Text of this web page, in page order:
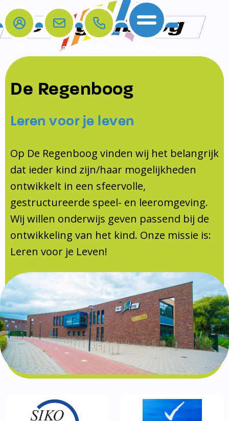
Home
De school
Opleiding en Stage
KomKids
Schoolvakanties
Ouderraad
Medezeggenschapsraad
Documentatie
Formulieren
SIKO
Ouders
Ouders
Contact
Contact
Contact
Samenwerkingen
Samenwerkingen
Schoollogopedist
E-mail
De Regenboog
Leren voor je leven
Op De Regenboog vinden wij het belangrijk
dat ieder kind zijn/haar mogelijkheden
ontwikkelt in een sfeervolle,
gestructureerde speel- en leeromgeving.
Wij willen onderwijs geven passend bij de
ontwikkeling van het kind. Onze missie is:
Leren voor je Leven!